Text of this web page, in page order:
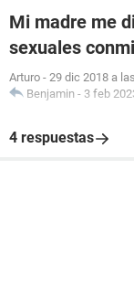
Mi madre me
sexuales
Arturo - 29 dic 2018 a
Benjamin - 3 feb
4 respuestas